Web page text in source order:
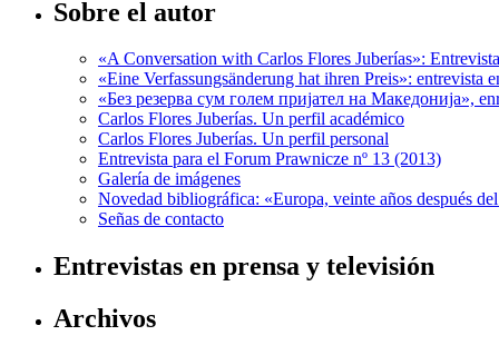
Sobre el autor
«A Conversation with Carlos Flores Juberías»:
«Eine Verfassungsänderung hat ihren Preis»: entrevista
«Без резерва сум голем пријател на Македонија»,
Carlos Flores Juberías. Un perfil académico
Carlos Flores Juberías. Un perfil personal
Entrevista para el Forum Prawnicze nº 13 (2013)
Galería de imágenes
Novedad bibliográfica: «Europa, veinte años después
Señas de contacto
Entrevistas en prensa y televisión
Archivos